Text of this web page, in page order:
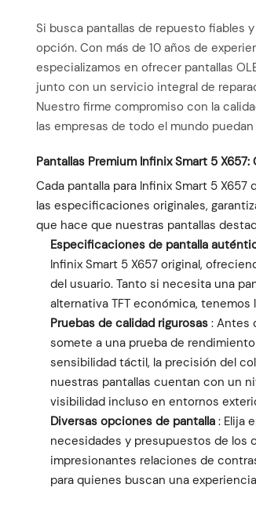
Si busca pantallas de repuesto fiables
opción. Con más de 10 años de
especializamos en ofrecer pantallas
junto con un servicio integral de
Nuestro firme compromiso con la
las empresas de todo el mundo
Pantallas Premium Infinix Smart 5
Cada pantalla para Infinix Smart 5
las especificaciones originales,
que hace que nuestras pantallas
Especificaciones de pantalla
Infinix Smart 5 X657 original,
del usuario. Tanto si necesita una
alternativa TFT económica,
Pruebas de calidad rigurosas : Antes
somete a una prueba de
sensibilidad táctil, la precisión del
nuestras pantallas cuentan con un
visibilidad incluso en entornos
Diversas opciones de pantalla : Elija
necesidades y presupuestos de los
impresionantes relaciones de
para quienes buscan una